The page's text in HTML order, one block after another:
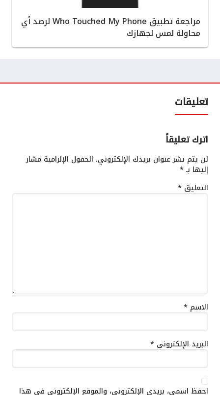
مراجعة تطبيق Who Touched My Phone لرصد أي
محاولة لمس لجهازك
تعليقات
اترك تعليقاً
لن يتم نشر عنوان بريدك الإلكتروني. الحقول الإلزامية مشار
إليها بـ*
التعليق *
الاسم *
البريد الإلكتروني *
احفظ اسمي، بريدي الإلكتروني، والموقع الإلكتروني في هذا